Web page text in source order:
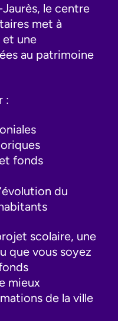
le centre
met à
et une
au patrimoine
:
fonds
du
scolaire, une
que vous soyez
mieux
de la ville